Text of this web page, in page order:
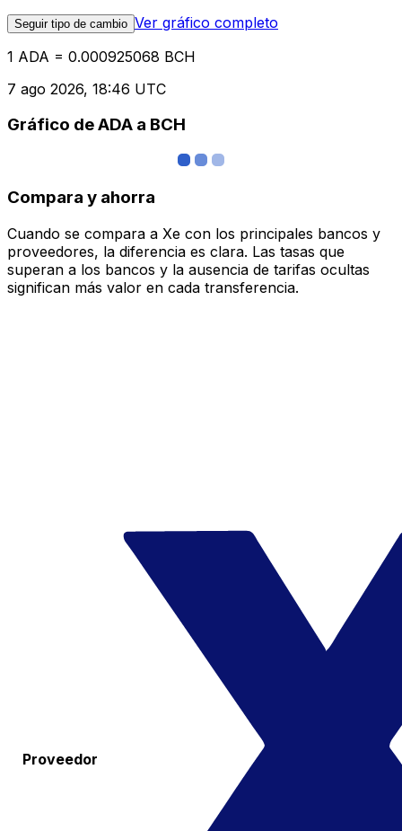
Seguir tipo de cambio Ver gráfico completo
1 ADA = 0.000925068 BCH
7 ago 2026, 18:46 UTC
Gráfico de ADA a BCH
Compara y ahorra
Cuando se compara a Xe con los principales bancos y
proveedores, la diferencia es clara. Las tasas que
superan a los bancos y la ausencia de tarifas ocultas
significan más valor en cada transferencia.
Proveedor